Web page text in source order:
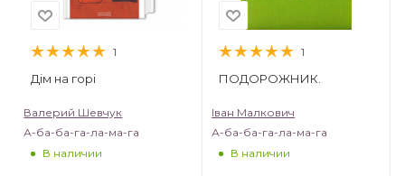
1
Дім на горі
Валерий Шевчук
А-ба-ба-га-ла-ма-га
В наличии
1
ПОДОРОЖНИК.
Іван Малкович
А-ба-ба-га-ла-ма-га
В наличии